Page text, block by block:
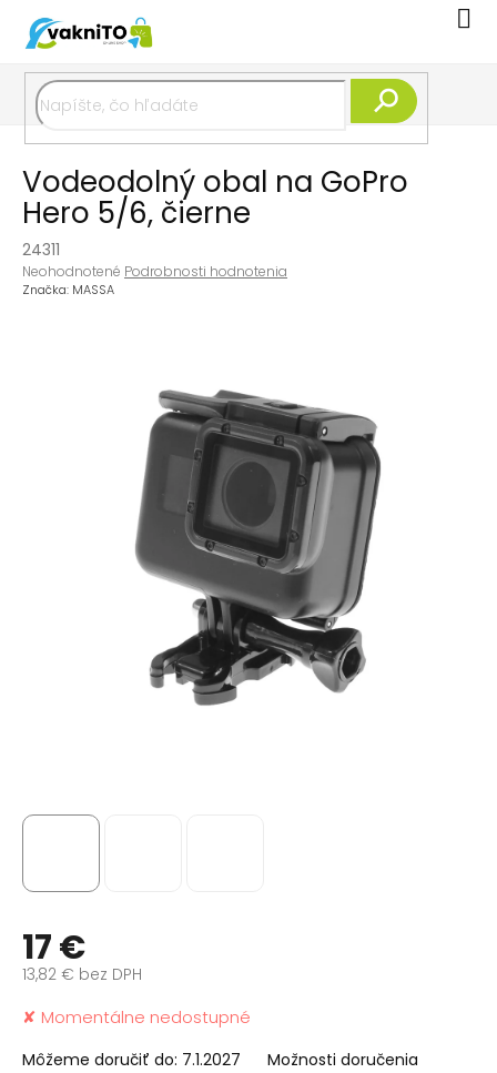
obsah
Vodeodolný obal na GoPro
Hero 5/6, čierne
24311
Priemerné
hodnotenie
Neohodnotené Podrobnosti hodnotenia
Značka: MASSA
17 €
13,82 € bez DPH
Jednotková
cena:
✘ Momentálne nedostupné
Môžeme doručiť do: 7.1.2027 Možnosti doručenia